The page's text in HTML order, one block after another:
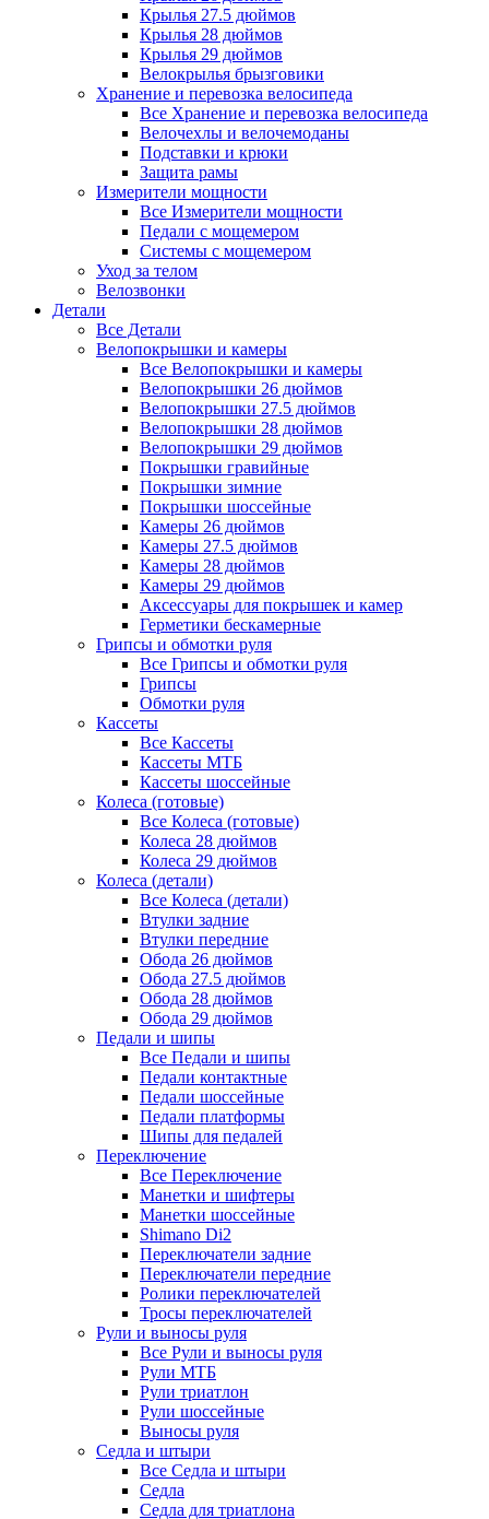
Крылья 27.5 дюймов
Крылья 28 дюймов
Крылья 29 дюймов
Велокрылья брызговики
Хранение и перевозка велосипеда
Все Хранение и перевозка велосипеда
Велочехлы и велочемоданы
Подставки и крюки
Защита рамы
Измерители мощности
Все Измерители мощности
Педали с мощемером
Системы с мощемером
Уход за телом
Велозвонки
Детали
Все Детали
Велопокрышки и камеры
Все Велопокрышки и камеры
Велопокрышки 26 дюймов
Велопокрышки 27.5 дюймов
Велопокрышки 28 дюймов
Велопокрышки 29 дюймов
Покрышки гравийные
Покрышки зимние
Покрышки шоссейные
Камеры 26 дюймов
Камеры 27.5 дюймов
Камеры 28 дюймов
Камеры 29 дюймов
Аксессуары для покрышек и камер
Герметики бескамерные
Грипсы и обмотки руля
Все Грипсы и обмотки руля
Грипсы
Обмотки руля
Кассеты
Все Кассеты
Кассеты МТБ
Кассеты шоссейные
Колеса (готовые)
Все Колеса (готовые)
Колеса 28 дюймов
Колеса 29 дюймов
Колеса (детали)
Все Колеса (детали)
Втулки задние
Втулки передние
Обода 26 дюймов
Обода 27.5 дюймов
Обода 28 дюймов
Обода 29 дюймов
Педали и шипы
Все Педали и шипы
Педали контактные
Педали шоссейные
Педали платформы
Шипы для педалей
Переключение
Все Переключение
Манетки и шифтеры
Манетки шоссейные
Shimano Di2
Переключатели задние
Переключатели передние
Ролики переключателей
Тросы переключателей
Рули и выносы руля
Все Рули и выносы руля
Рули МТБ
Рули триатлон
Рули шоссейные
Выносы руля
Седла и штыри
Все Седла и штыри
Седла
Седла для триатлона